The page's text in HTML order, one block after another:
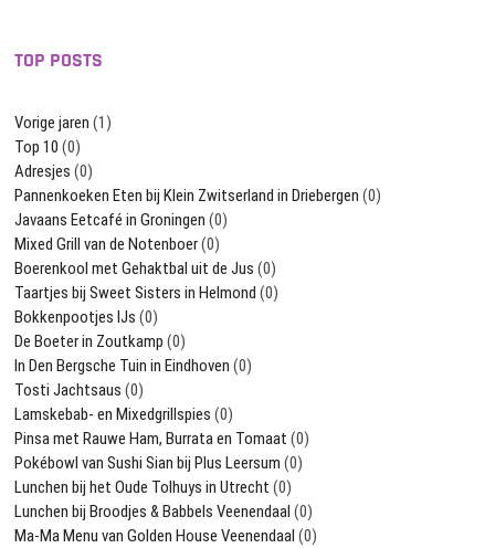
TOP POSTS
Vorige jaren (1)
Top 10 (0)
Adresjes (0)
Pannenkoeken Eten bij Klein Zwitserland in Driebergen (0)
Javaans Eetcafé in Groningen (0)
Mixed Grill van de Notenboer(0)
Boerenkool met Gehaktbal uit de Jus (0)
Taartjes bij Sweet Sisters in Helmond (0)
Bokkenpootjes IJs (0)
De Boeter in Zoutkamp (0)
In Den Bergsche Tuin in Eindhoven (0)
Tosti Jachtsaus (0)
Lamskebab- en Mixedgrillspies (0)
Pinsa met Rauwe Ham, Burrata en Tomaat (0)
Pokébowl van Sushi Sian bij Plus Leersum (0)
Lunchen bij het Oude Tolhuys in Utrecht (0)
Lunchen bij Broodjes & Babbels Veenendaal (0)
Ma-Ma Menu van Golden House Veenendaal (0)